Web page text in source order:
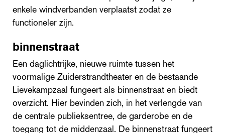
enkele windverbanden verplaatst zodat ze
functioneler zijn.
binnenstraat
Een daglichtrijke, nieuwe ruimte tussen het
voormalige Zuiderstrandtheater en de bestaande
Lievekampzaal fungeert als binnenstraat en biedt
overzicht. Hier bevinden zich, in het verlengde van
de centrale publieksentree, de garderobe en de
toegang tot de middenzaal. De binnenstraat fungeert